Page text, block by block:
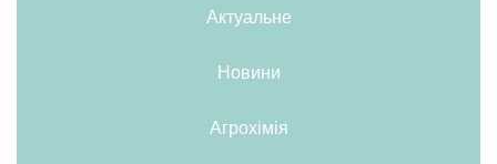
Актуальне
Новини
Агрохімія